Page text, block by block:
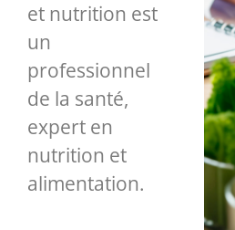
et nutrition est
un
professionnel
de la santé,
expert en
nutrition et
alimentation.